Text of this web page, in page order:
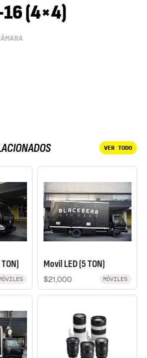
(4×4)
VER TODO
Movil LED (5 TON)
$21,000 MÓVILES